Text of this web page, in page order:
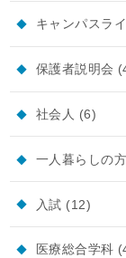
キャンパスラ
保護者説明会
社会人 (6)
一人暮らしの
入試 (12)
医療総合学科